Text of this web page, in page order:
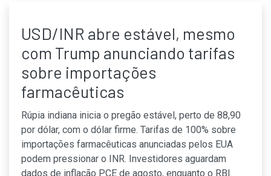
USD/INR abre estável, mesmo
com Trump anunciando tarifas
sobre importações
farmacêuticas
Rúpia indiana inicia o pregão estável, perto de 88,90
por dólar, com o dólar firme. Tarifas de 100% sobre
importações farmacêuticas anunciadas pelos EUA
podem pressionar o INR. Investidores aguardam
dados de inflação PCE de agosto, enquanto o RBI